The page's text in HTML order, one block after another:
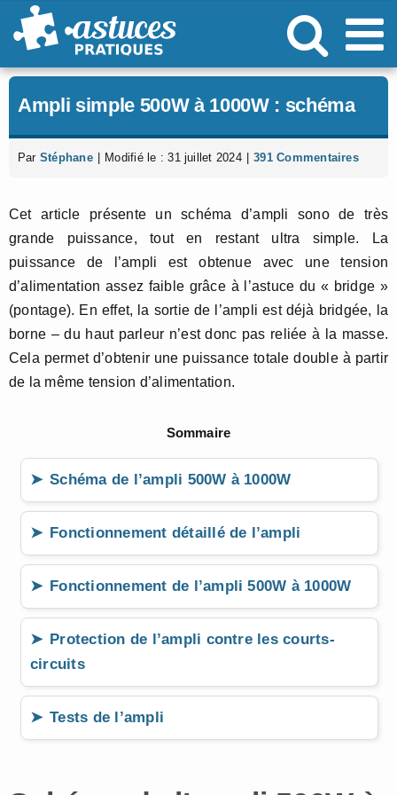
Passer
au
Ampli simple 500W à 1000W : schéma
Par Stéphane Modifié le : 31 juillet 2024 391 Commentaires
Cet article présente un schéma d’ampli sono de très
grande puissance, tout en restant ultra simple. La
puissance de l’ampli est obtenue avec une tension
d’alimentation assez faible grâce à l’astuce du « bridge »
(pontage). En effet, la sortie de l’ampli est déjà bridgée, la
borne – du haut parleur n’est donc pas reliée à la masse.
Cela permet d’obtenir une puissance totale double à partir
de la même tension d’alimentation.
Sommaire
Schéma de l’ampli 500W à 1000W
Fonctionnement détaillé de l’ampli
Fonctionnement de l’ampli 500W à 1000W
Protection de l’ampli contre les courts-
circuits
Tests de l’ampli